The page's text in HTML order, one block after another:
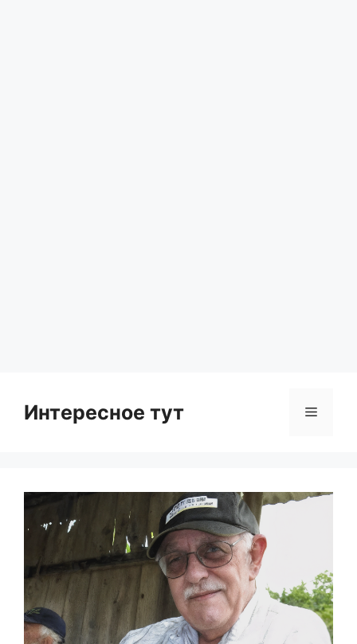
Интересное тут Menu